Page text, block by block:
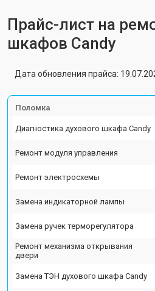
Прайс-лист на
шкафов Candy
Дата обновления прайса:
Поломка
Диагностика духового шкафа Candy
Ремонт модуля управления
Ремонт электросхемы
Замена индикаторной лампы
Замена ручек терморегулятора
Ремонт механизма открывания
двери
Замена ТЭН духового шкафа Candy